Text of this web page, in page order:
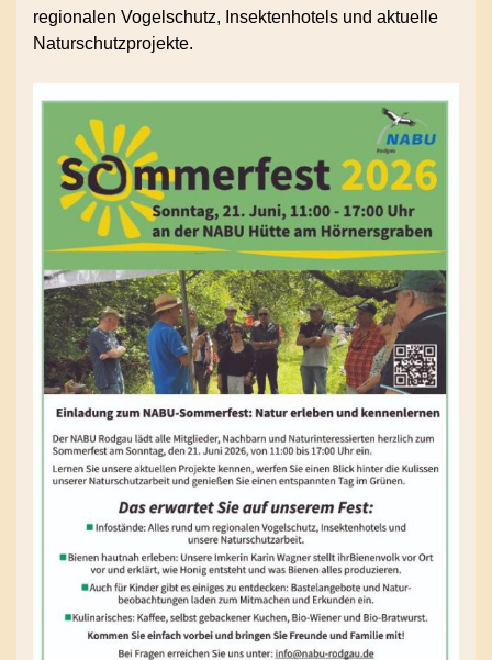
regionalen Vogelschutz, Insektenhotels und aktuelle
Naturschutzprojekte.